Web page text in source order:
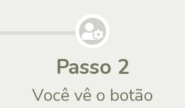
Passo 2
Você vê o botão